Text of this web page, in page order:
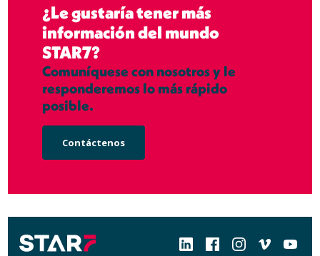
¿Le gustaría tener más
información del mundo
STAR7?
Comuníquese con nosotros y le
responderemos lo más rápido
posible.
Contáctenos
Social